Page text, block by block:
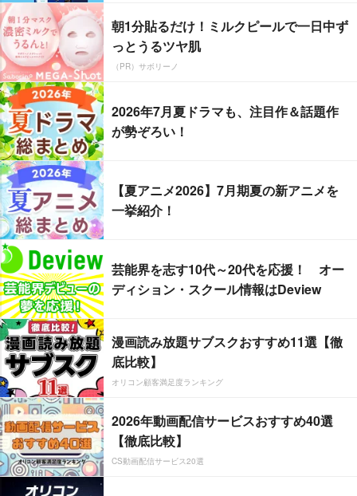
朝1分貼るだけ！ミルクピールで一日中ず
っとうるツヤ肌
（PR）サボリーノ
2026年7月夏ドラマも、注目作＆話題作
が勢ぞろい！
【夏アニメ2026】7月期夏の新アニメを
一挙紹介！
芸能界を志す10代～20代を応援！ オー
ディション・スクール情報はDeview
漫画読み放題サブスクおすすめ11選【徹
底比較】
オリコン顧客満足度ランキング
2026年動画配信サービスおすすめ40選
【徹底比較】
CS動画配信サービス20選